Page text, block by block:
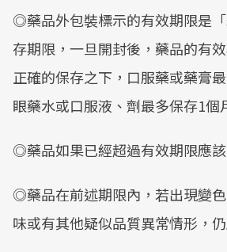
◎藥品外包裝標示的有效期限是
存期限，一旦開封後，藥品的有
正確的保存之下，口服藥或藥膏
眼藥水或口服液、劑最多保存1個
◎藥品如果已經超過有效期限應該
◎藥品在前述期限內，若出現變
味或有其他疑似品質異常情形，